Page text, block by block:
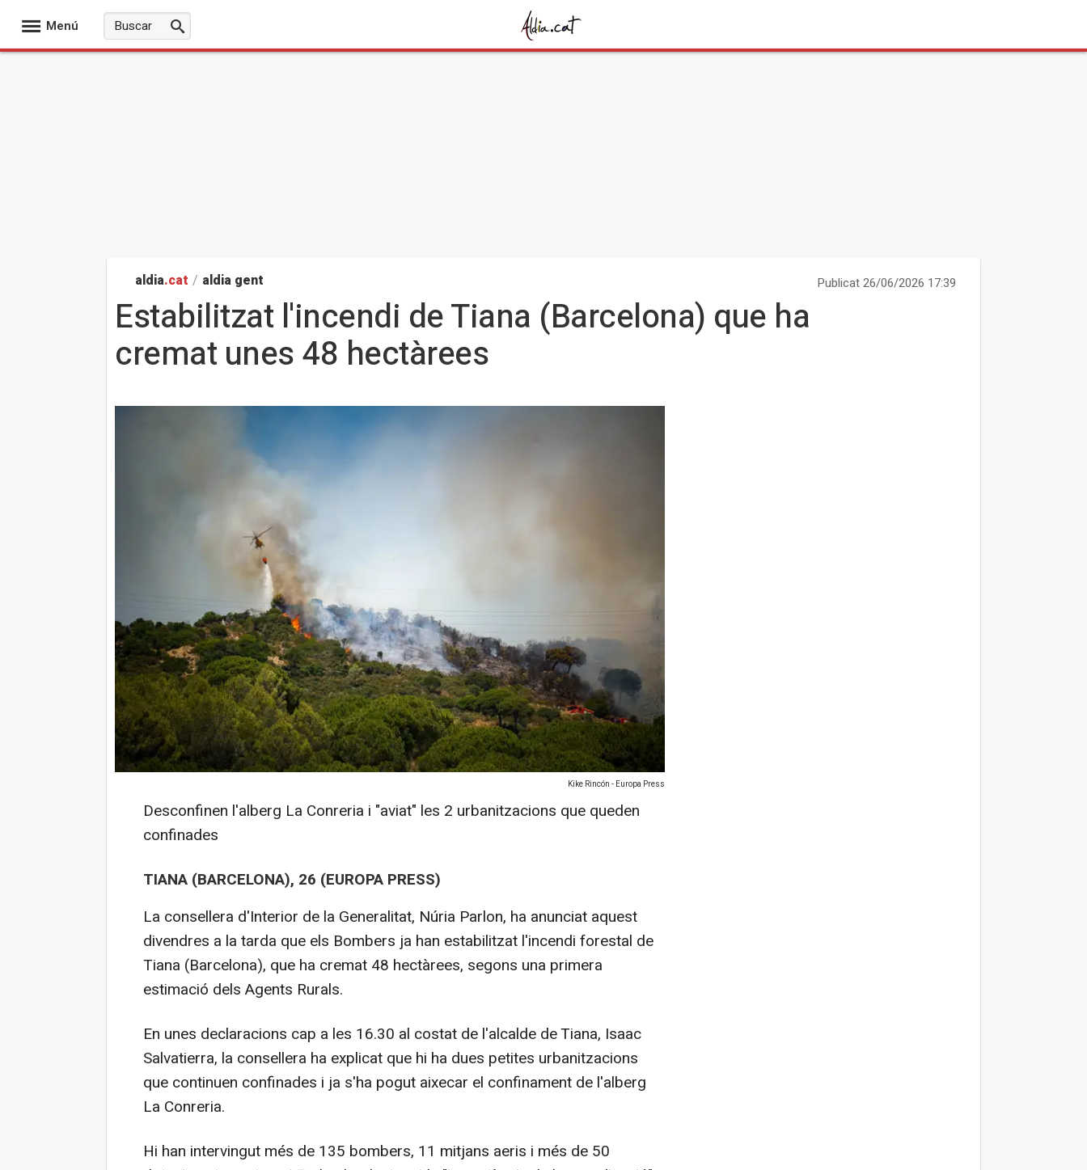
Menú
aldia.cat / aldia gent Publicat 26/06/2026 17:39
Estabilitzat l'incendi de Tiana (Barcelona) que ha
cremat unes 48 hectàrees
Kike Rincón - Europa Press
Desconfinen l'alberg La Conreria i "aviat" les 2 urbanitzacions que queden
confinades
TIANA (BARCELONA), 26 (EUROPA PRESS)
La consellera d'Interior de la Generalitat, Núria Parlon, ha anunciat aquest
divendres a la tarda que els Bombers ja han estabilitzat l'incendi forestal de
Tiana (Barcelona), que ha cremat 48 hectàrees, segons una primera
estimació dels Agents Rurals.
En unes declaracions cap a les 16.30 al costat de l'alcalde de Tiana, Isaac
Salvatierra, la consellera ha explicat que hi ha dues petites urbanitzacions
que continuen confinades i ja s'ha pogut aixecar el confinament de l'alberg
La Conreria.
Hi han intervingut més de 135 bombers, 11 mitjans aeris i més de 50